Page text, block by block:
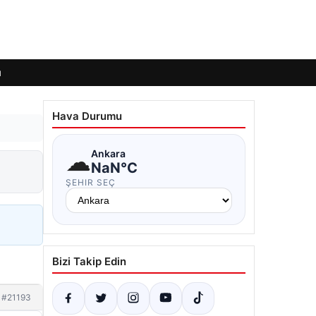
#21193
Hava Durumu
☁Ankara
NaN°C
ŞEHIR SEÇ
Bizi Takip Edin